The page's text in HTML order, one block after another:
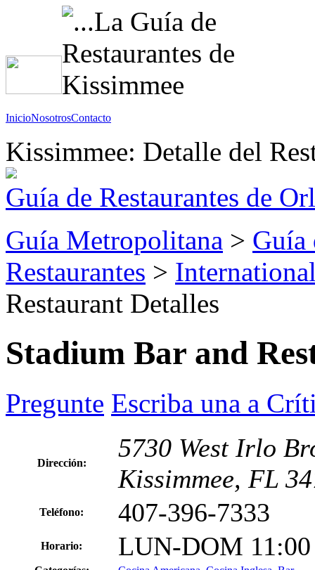
InicioNosotrosContacto
Kissimmee: Detalle del
Guía de Restaurantes de
Guía Metropolitana > Guía
Restaurantes >
Restaurant Detalles
Stadium Bar and
Pregunte Escriba una a
Dirección:
5730 West Irlo
Kissimmee, FL
Teléfono: 407-396-7333
Horario: LUN-DOM